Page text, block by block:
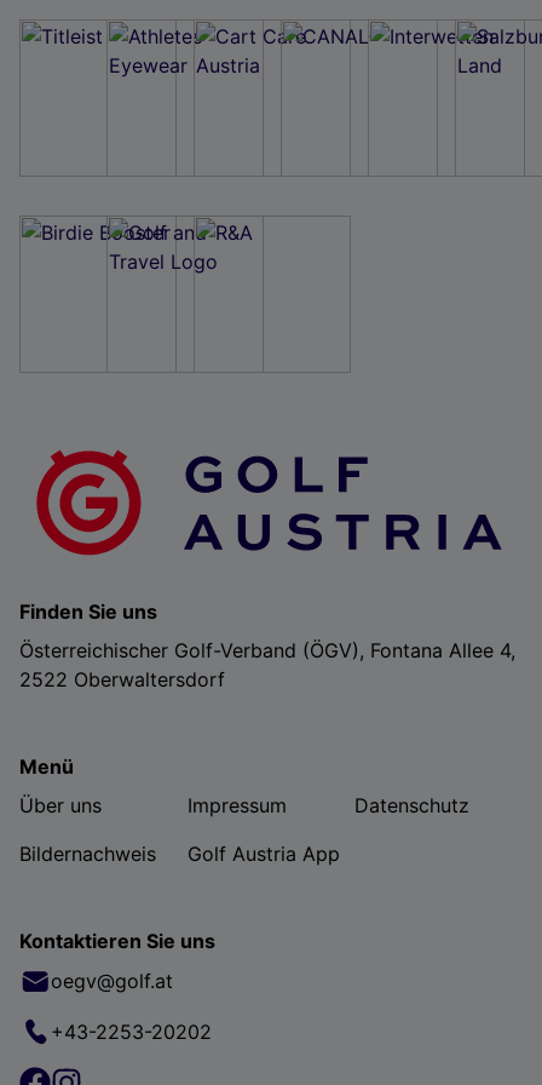
Finden Sie uns
Österreichischer Golf-Verband (ÖGV), Fontana Allee 4,
2522 Oberwaltersdorf
Menü
Über uns
Impressum
Datenschutz
Bildernachweis
Golf Austria App
Kontaktieren Sie uns
oegv@golf.at
+43-2253-20202
Wir und unsere Partner verarbeiten Daten, um
Verwendung genauer Standortdaten. Endgeräteeigenschaften zur Identifikation